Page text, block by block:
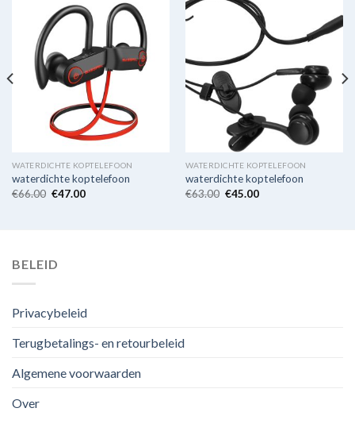
WATERDICHTE KOPTELEFOON
waterdichte koptelefoon
€66.00 €47.00
WATERDICHTE KOPTELEFOON
waterdichte koptelefoon
€63.00 €45.00
BELEID
Privacybeleid
Terugbetalings- en retourbeleid
Algemene voorwaarden
Over